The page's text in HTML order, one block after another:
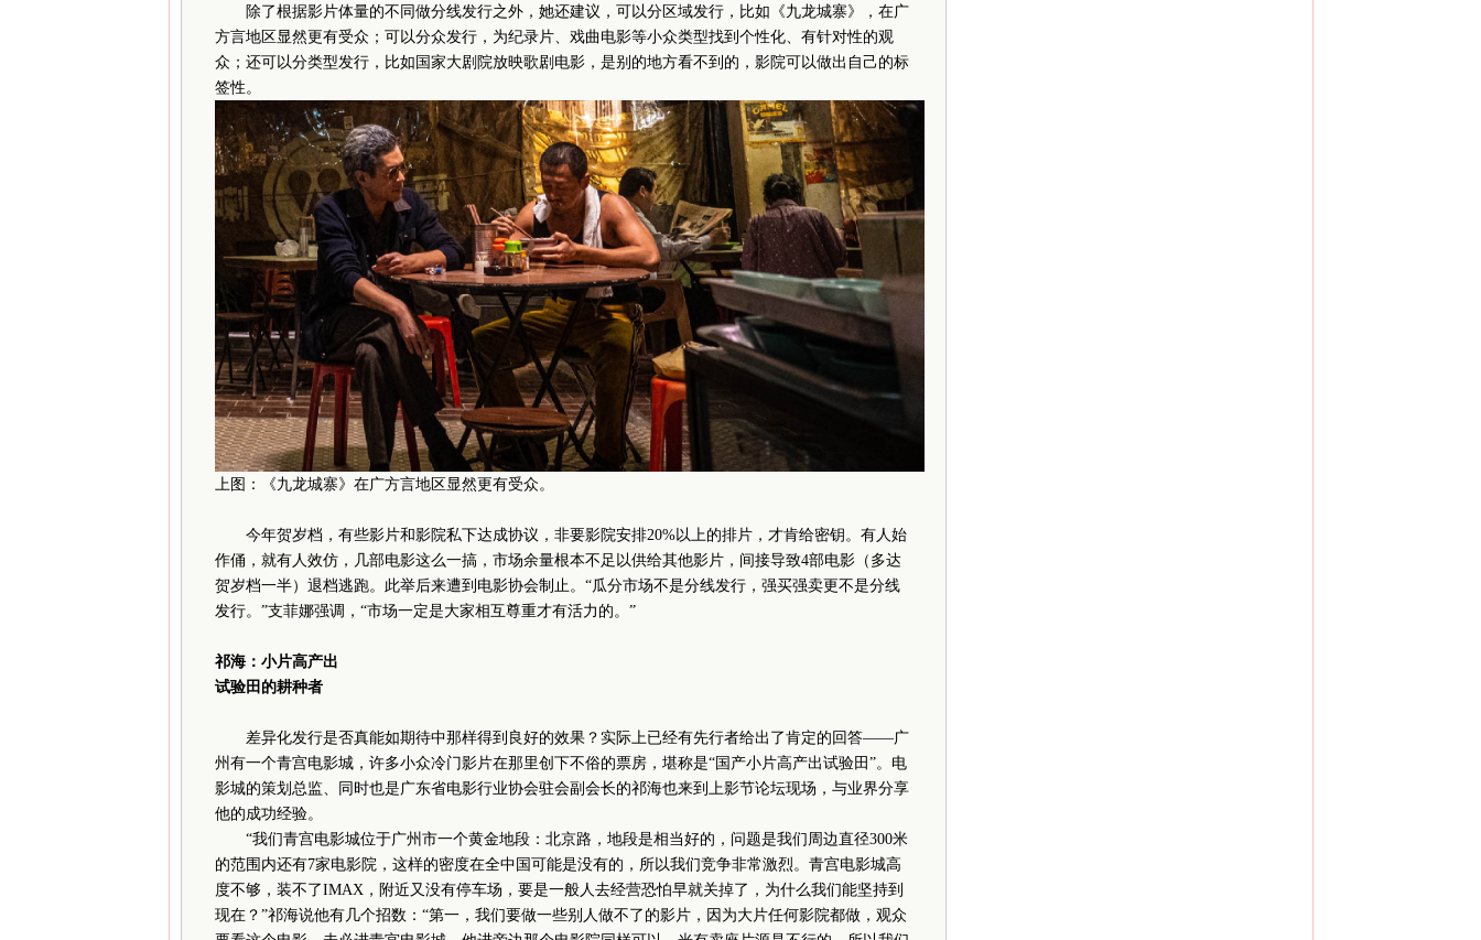
除了根据影片体量的不同做分线发行之外，她还建议，可以分区域发行，比如《九龙城寨》，在广
方言地区显然更有受众；可以分众发行，为纪录片、戏曲电影等小众类型找到个性化、有针对性的观
众；还可以分类型发行，比如国家大剧院放映歌剧电影，是别的地方看不到的，影院可以做出自己的标
签性。
上图：《九龙城寨》在广方言地区显然更有受众。
今年贺岁档，有些影片和影院私下达成协议，非要影院安排20%以上的排片，才肯给密钥。有人始
作俑，就有人效仿，几部电影这么一搞，市场余量根本不足以供给其他影片，间接导致4部电影（多达
贺岁档一半）退档逃跑。此举后来遭到电影协会制止。“瓜分市场不是分线发行，强买强卖更不是分线
发行。”支菲娜强调，“市场一定是大家相互尊重才有活力的。”
祁海：小片高产出
试验田的耕种者
差异化发行是否真能如期待中那样得到良好的效果？实际上已经有先行者给出了肯定的回答——广
州有一个青宫电影城，许多小众冷门影片在那里创下不俗的票房，堪称是“国产小片高产出试验田”。电
影城的策划总监、同时也是广东省电影行业协会驻会副会长的祁海也来到上影节论坛现场，与业界分享
他的成功经验。
“我们青宫电影城位于广州市一个黄金地段：北京路，地段是相当好的，问题是我们周边直径300米
的范围内还有7家电影院，这样的密度在全中国可能是没有的，所以我们竞争非常激烈。青宫电影城高
度不够，装不了IMAX，附近又没有停车场，要是一般人去经营恐怕早就关掉了，为什么我们能坚持到
现在？”祁海说他有几个招数：“第一，我们要做一些别人做不了的影片，因为大片任何影院都做，观众